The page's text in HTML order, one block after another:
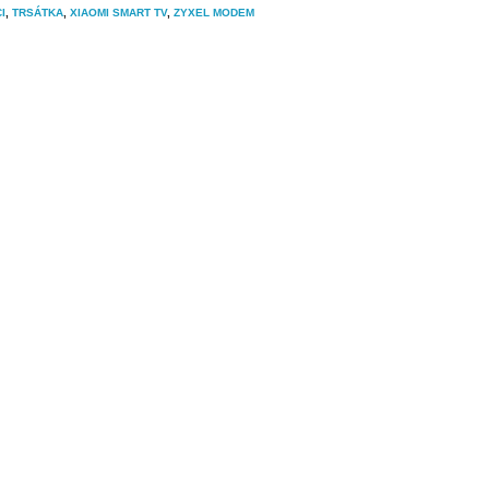
TRSÁTKA XIAOMI SMART TV, ZYXEL MODEM